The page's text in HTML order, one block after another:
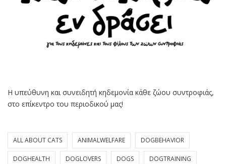
Η υπεύθυνη και συνειδητή κηδεμονία κάθε ζώου συντροφιάς,
στο επίκεντρο του περιοδικού μας!
ALL ABOUT CATS ANIMALWELFARE DOGBEHAVIOR
DOGHEALTH DOGLOVERS DOGS DOGTRAINING